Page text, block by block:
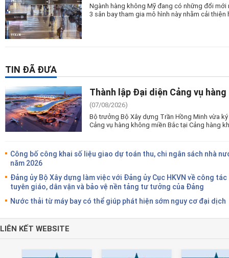
Ngành hàng không Mỹ đang có những đổi
3 sân bay tham gia mô hình này nhằm cải thiện
TIN ĐÃ ĐƯA
Thành lập Đại diện Cảng vụ
(07/08/2026)
Bộ trưởng Bộ Xây dựng Trần Hồng Minh vừa
Cảng vụ hàng không miền Bắc tại Cảng hàng
Công bố công khai số liệu giao dự toán thu, chi ngân sách nhà
năm 2026
Đảng ủy Bộ Xây dựng làm việc với Đảng ủy Cục HKVN về công tác
tuyên giáo, dân vận và bảo vệ nền tảng tư tưởng của Đảng
Nước thải từ máy bay có thể giúp phát hiện sớm nguy cơ đại dịch
LIÊN KẾT WEBSITE